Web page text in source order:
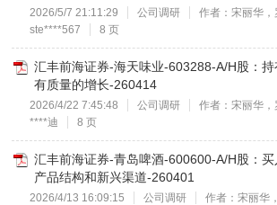
2026/5/7 21:11:29 公司调研 作者：宋丽华，
ste****567
8 页
汇丰前海证券-海天味业-603288-A/H股：
有质量的增长-260414
2026/4/22 7:45:48 公司调研 作者：宋丽华，
****迪
8 页
汇丰前海证券-青岛啤酒-600600-A/H股：
产品结构和新兴渠道-260401
2026/4/13 16:09:15 公司调研 作者：宋丽华